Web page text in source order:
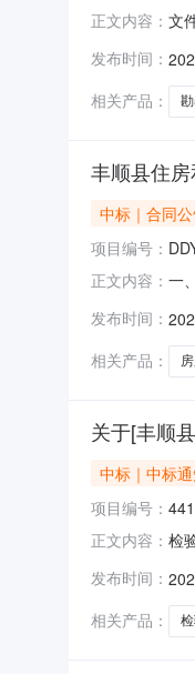
正文内容： 文
工
程
发布时间：
相关产品：
丰顺县住
中标｜合同
项目编号：
正文内容： 一
丰
发布时间：
相关产品：
关于[丰顺
中标｜中标
项目编号：
正文内容： 检
目
发布时间：
相关产品：